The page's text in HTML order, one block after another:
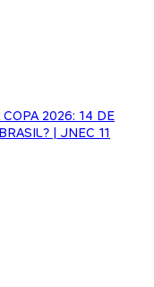
2026: 14 DE
| JNEC 11